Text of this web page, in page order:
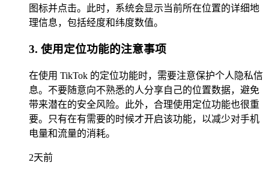
图标并点击。此时，系统会显示当前所在位置的详细地
理信息，包括经度和纬度数值。
3. 使用定位功能的注意事项
在使用 TikTok 的定位功能时，需要注意保护个人隐私信
息。不要随意向不熟悉的人分享自己的位置数据，避免
带来潜在的安全风险。此外，合理使用定位功能也很重
要。只有在有需要的时候才开启该功能，以减少对手机
电量和流量的消耗。
2天前